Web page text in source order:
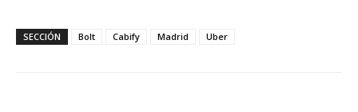
SECCIÓN Bolt Cabify Madrid Uber